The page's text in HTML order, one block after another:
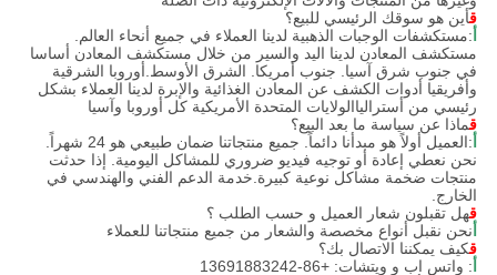
قأين هو سوقك الرئيسي للبيع؟
:مستكشفات الوجبات الذهبية لدينا العملاء في جميع أنحاء العالم.
مستكشف المعادن لدينا اليد والسير من خلال مستكشف المعادن أساسا
في جنوب شرق آسيا. جنوب أمريكا. الشرق الأوسط.أوروبا الشرقية
وأفريقيا أدوات الكشف عن المعادن الغذائية والإبرة لدينا العملاء بشكل
رئيسي من أسترالياالولايات المتحدة الأمريكية كل أوروبا وآسيا
قماذا عن سياسة ما بعد البيع؟
:العميل أولاً هو مبدأنا دائماً. جميع منتجاتنا ضمان طبيعي هو 24 شهراً.
نحن نعطي إعادة أو توجيه فيديو ضروري للمشاكل اليومية. إذا حدثت
منتجات ضخمة مشاكل نوعية كبيرة.خدمة الدعم الفني والهندسي في
الخارج.
قهل تقبلون شعار العميل و حسب الطلب ؟
نحن نقبل أنواع مخصصة والشعار من جميع منتجاتنا للعملاء
قكيف يمكننا الاتصال بك؟
: واتس اب و ويتشات: +86-13691883242